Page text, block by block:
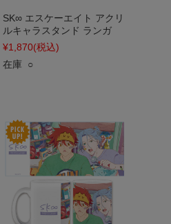
SK∞ エスケーエイト アクリ
ルキャラスタンド ランガ
¥1,870(税込)
在庫 ○